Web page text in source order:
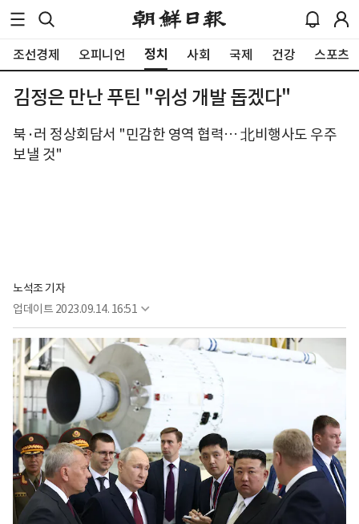
조선경제 오피니언 정치 사회 국제 건강 스포츠
김정은 만난 푸틴 "위성 개발 돕겠다"
북·러 정상회담서 "민감한 영역 협력… 北비행사도 우주
보낼 것"
노석조 기자
업데이트 2023.09.14. 16:51